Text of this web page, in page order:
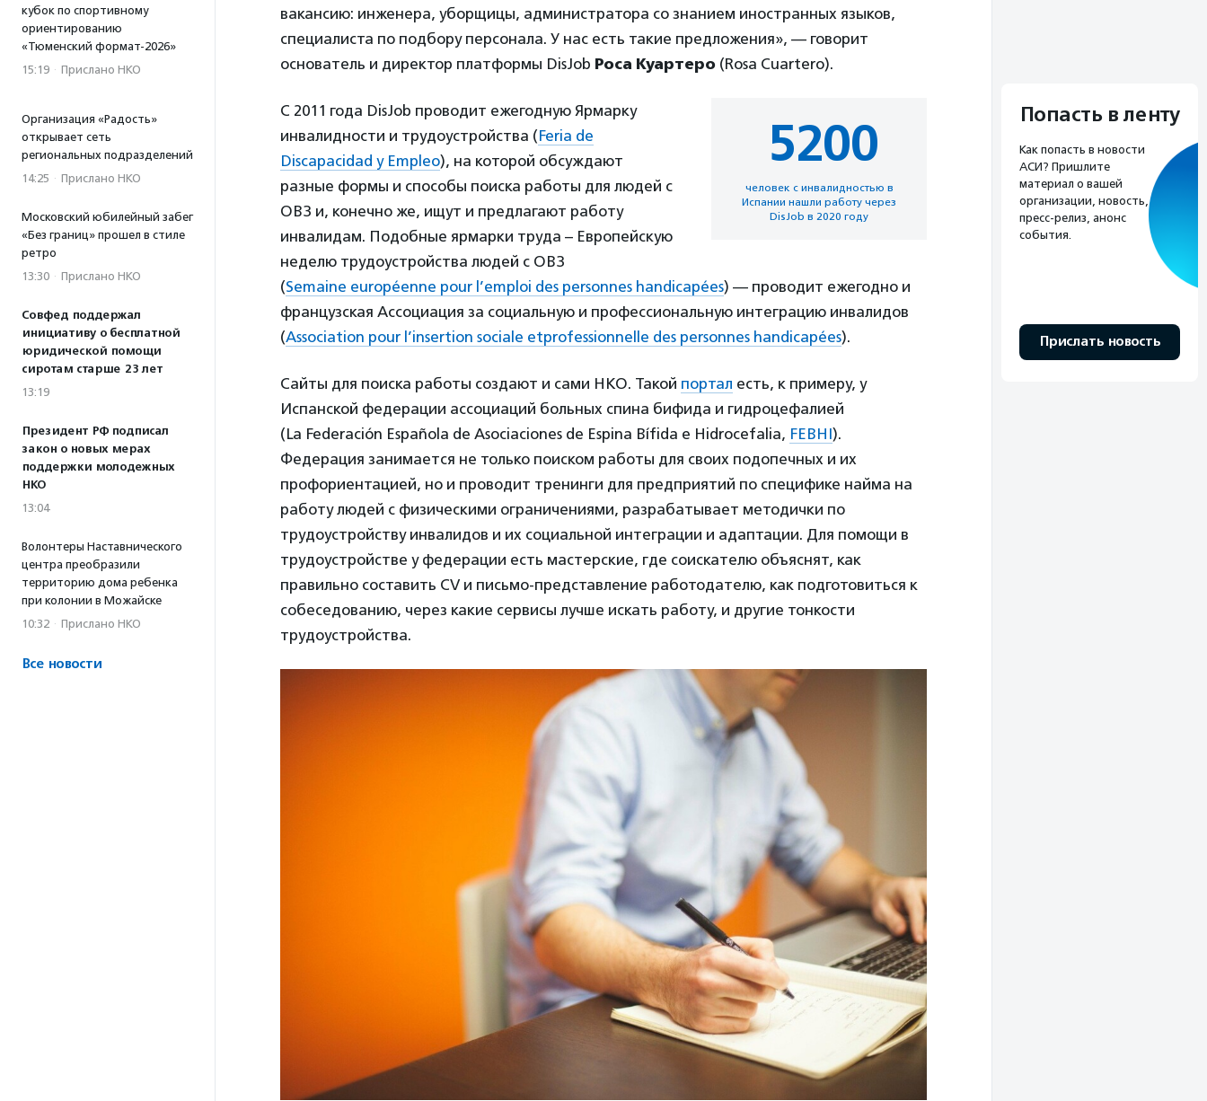
кубок по спортивному
ориентированию
«Тюменский формат-2026»
15:19 · Прислано НКО
Организация «Радость»
открывает сеть
региональных подразделений
14:25 · Прислано НКО
Московский юбилейный забег
«Без границ» прошел в стиле
ретро
13:30 · Прислано НКО
Совфед поддержал
инициативу о бесплатной
юридической помощи
сиротам старше 23 лет
13:19
Президент РФ подписал
закон о новых мерах
поддержки молодежных
НКО
13:04
Волонтеры Наставнического
центра преобразили
территорию дома ребенка
при колонии в Можайске
10:32 · Прислано НКО
Все новости
вакансию: инженера, уборщицы, администратора со знанием иностранных языков,
специалиста по подбору персонала. У нас есть такие предложения», — говорит
основатель и директор платформы DisJob Роса Куартеро (Rosa Cuartero).
5200
человек с инвалидностью в
Испании нашли работу через
DisJob в 2020 году
С 2011 года DisJob проводит ежегодную Ярмарку
инвалидности и трудоустройства (Feria de
Discapacidad y Empleo), на которой обсуждают
разные формы и способы поиска работы для людей с
ОВЗ и, конечно же, ищут и предлагают работу
инвалидам. Подобные ярмарки труда – Европейскую
неделю трудоустройства людей с ОВЗ
(Semaine européenne pour l’emploi des personnes handicapées) — проводит ежегодно и
французская Ассоциация за социальную и профессиональную интеграцию инвалидов
(Association pour l’insertion sociale etprofessionnelle des personnes handicapées).
Сайты для поиска работы создают и сами НКО. Такой портал есть, к примеру, у
Испанской федерации ассоциаций больных спина бифида и гидроцефалией
(La Federación Española de Asociaciones de Espina Bífida e Hidrocefalia, FEBHI).
Федерация занимается не только поиском работы для своих подопечных и их
профориентацией, но и проводит тренинги для предприятий по специфике найма на
работу людей с физическими ограничениями, разрабатывает методички по
трудоустройству инвалидов и их социальной интеграции и адаптации. Для помощи в
трудоустройстве у федерации есть мастерские, где соискателю объяснят, как
правильно составить CV и письмо-представление работодателю, как подготовиться к
собеседованию, через какие сервисы лучше искать работу, и другие тонкости
трудоустройства.
Попасть в ленту
Как попасть в новости
АСИ? Пришлите
материал о вашей
организации, новость,
пресс-релиз, анонс
события.
Прислать новость